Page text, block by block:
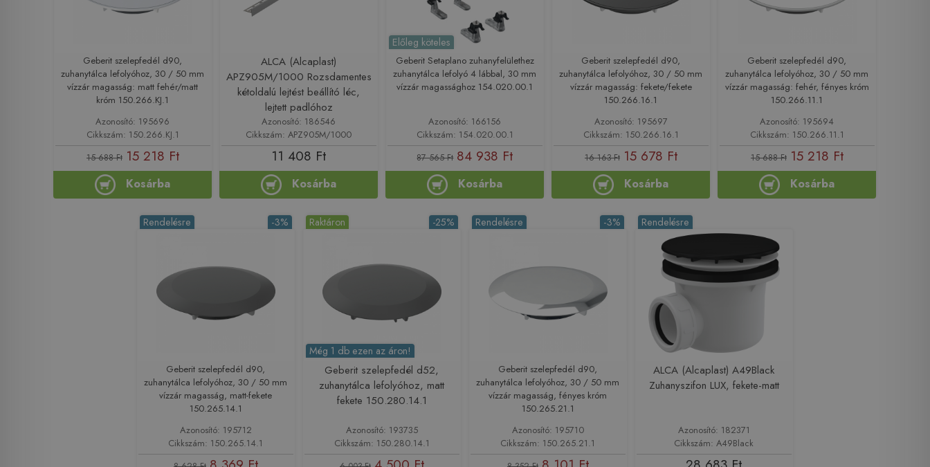
Geberit szelepfedél d90,
zuhanytálca lefolyóhoz, 30 / 50 mm
vízzár magasság: matt fehér/matt
króm 150.266.KJ.1
Azonosító: 195696
Cikkszám: 150.266.KJ.1
15 688 Ft 15 218 Ft
Kosárba
ALCA (Alcaplast)
APZ905M/1000 Rozsdamentes
kétoldalú lejtést beállító léc,
lejtett padlóhoz
Azonosító: 186546
Cikkszám: APZ905M/1000
11 408 Ft
Kosárba
Előleg köteles
Geberit Setaplano zuhanyfelülethez
zuhanytálca lefolyó 4 lábbal, 30 mm
vízzár magassághoz 154.020.00.1
Azonosító: 166156
Cikkszám: 154.020.00.1
87 565 Ft 84 938 Ft
Kosárba
Geberit szelepfedél d90,
zuhanytálca lefolyóhoz, 30 / 50 mm
vízzár magasság: fekete/fekete
150.266.16.1
Azonosító: 195697
Cikkszám: 150.266.16.1
16 163 Ft 15 678 Ft
Kosárba
Geberit szelepfedél d90,
zuhanytálca lefolyóhoz, 30 / 50 mm
vízzár magasság: fehér, fényes króm
150.266.11.1
Azonosító: 195694
Cikkszám: 150.266.11.1
15 688 Ft 15 218 Ft
Kosárba
-3%
Rendelésre
Geberit szelepfedél d90,
zuhanytálca lefolyóhoz, 30 / 50 mm
vízzár magasság, matt-fekete
150.265.14.1
Azonosító: 195712
Cikkszám: 150.265.14.1
-25%
Raktáron
Még 1 db ezen az áron!
Geberit szelepfedél d52,
zuhanytálca lefolyóhoz, matt
fekete 150.280.14.1
Azonosító: 193735
Cikkszám: 150.280.14.1
-3%
Rendelésre
Geberit szelepfedél d90,
zuhanytálca lefolyóhoz, 30 / 50 mm
vízzár magasság, fényes króm
150.265.21.1
Azonosító: 195710
Cikkszám: 150.265.21.1
Rendelésre
ALCA (Alcaplast) A49Black
Zuhanyszifon LUX, fekete-matt
Azonosító: 182371
Cikkszám: A49Black